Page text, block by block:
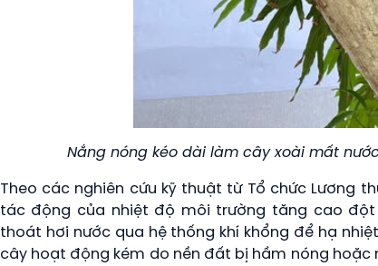
Nắng nóng kéo dài làm cây xoài mất
Theo các nghiên cứu kỹ thuật từ Tổ chức Lương
tác động của nhiệt độ môi trường tăng cao
thoát hơi nước qua hệ thống khí khổng để hạ
cây hoạt động kém do nền đất bị hầm nóng